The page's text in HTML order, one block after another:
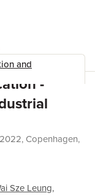
and
-
Copenhagen,
Sze Leung,